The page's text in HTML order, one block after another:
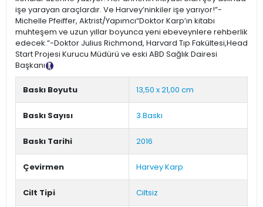
işe yarayan araçlardır. Ve Harvey’ninkiler işe yarıyor!”-
Michelle Pfeiffer, Aktrist/Yapımcı“Doktor Karp’ın kitabı
muhteşem ve uzun yıllar boyunca yeni ebeveynlere rehberlik
edecek.”-Doktor Julius Richmond, Harvard Tıp Fakültesi,Head
Start Projesi Kurucu Müdürü ve eski ABD Sağlık Dairesi
Başkanı
Baskı Boyutu 13,50 x 21,00 cm
Baskı Sayısı 3.Baskı
Baskı Tarihi 2016
Çevirmen Harvey Karp
Cilt Tipi Ciltsiz